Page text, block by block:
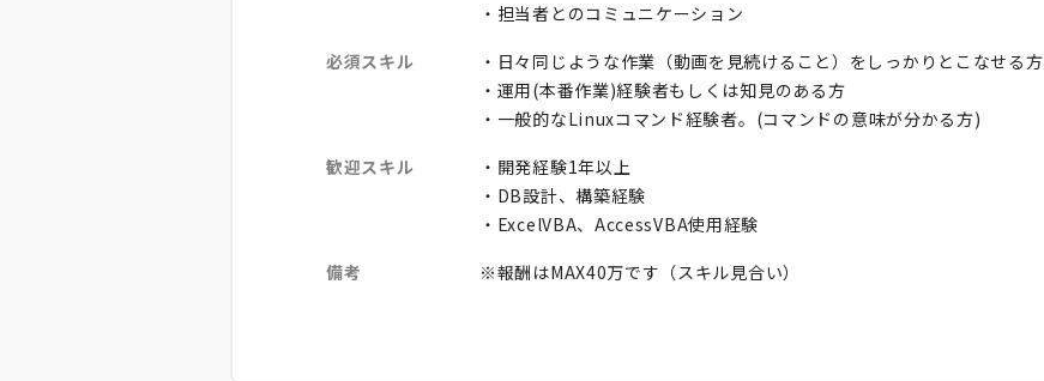
・担当者とのコミュニケーション
必須スキル
・日々同じような作業（動画を見続けること）をしっかりとこなせる方
・運用(本番作業)経験者もしくは知見のある方
・一般的なLinuxコマンド経験者。(コマンドの意味が分かる方)
歓迎スキル
・開発経験1年以上
・DB設計、構築経験
・ExcelVBA、AccessVBA使用経験
備考
※報酬はMAX40万です（スキル見合い）